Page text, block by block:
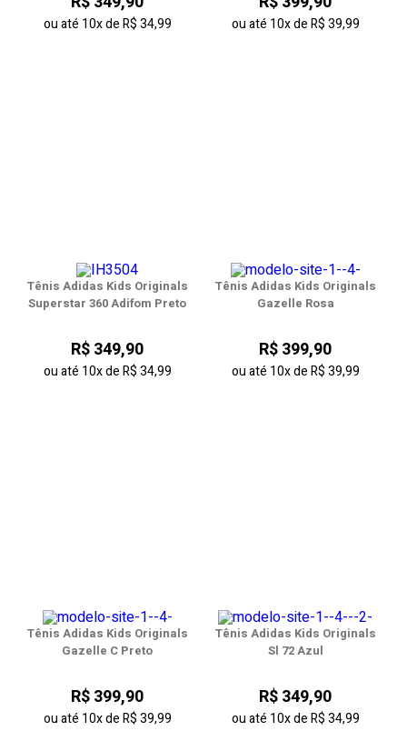
ou até 10xdeR$ 34,99 ou até 10xdeR$ 39,99
Tênis Adidas Kids Originals
Superstar 360 Adifom Preto
R$ 349,90
ou até 10xdeR$ 34,99
Tênis Adidas Kids Originals
Gazelle Rosa
R$ 399,90
ou até 10xdeR$ 39,99
Tênis Adidas Kids Originals
Gazelle C Preto
R$ 399,90
ou até 10xdeR$ 39,99
Tênis Adidas Kids Originals
Sl 72 Azul
R$ 349,90
ou até 10xdeR$ 34,99